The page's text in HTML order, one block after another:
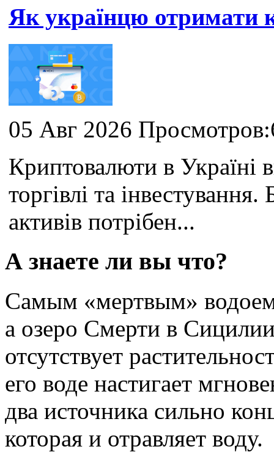
Як українцю отримати
05 Авг 2026
Криптовалюти в Україні
торгівлі та
активів потрібен...
А знаете ли вы что?
Самым «мертвым»
а озеро Смерти в
отсутствует
его воде настигает
два источника сильно
которая и отравляет воду.